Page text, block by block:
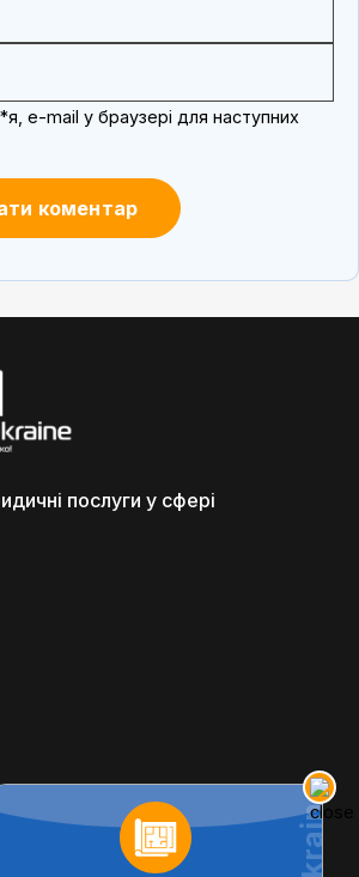
e-mail у браузері для наступних
послуги у сфері